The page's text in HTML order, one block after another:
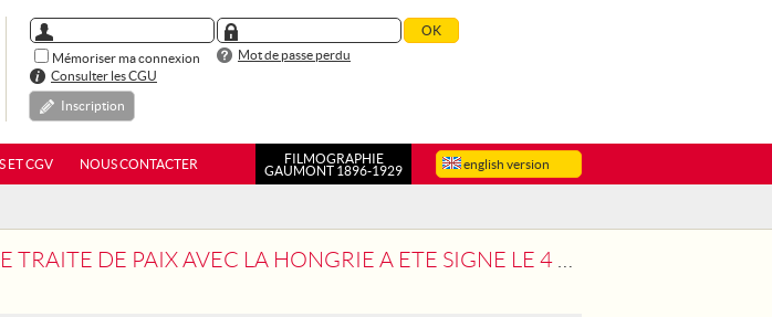
Mémoriser ma connexion
Mot de passe perdu
Consulter les CGU
Inscription
english version
ET CGV NOUS CONTACTER
FILMOGRAPHIE
GAUMONT 1896-1929
PAIX AVEC LA HONGRIE A ETE SIGNE LE 4 JUIN AU GRAND TRIANON